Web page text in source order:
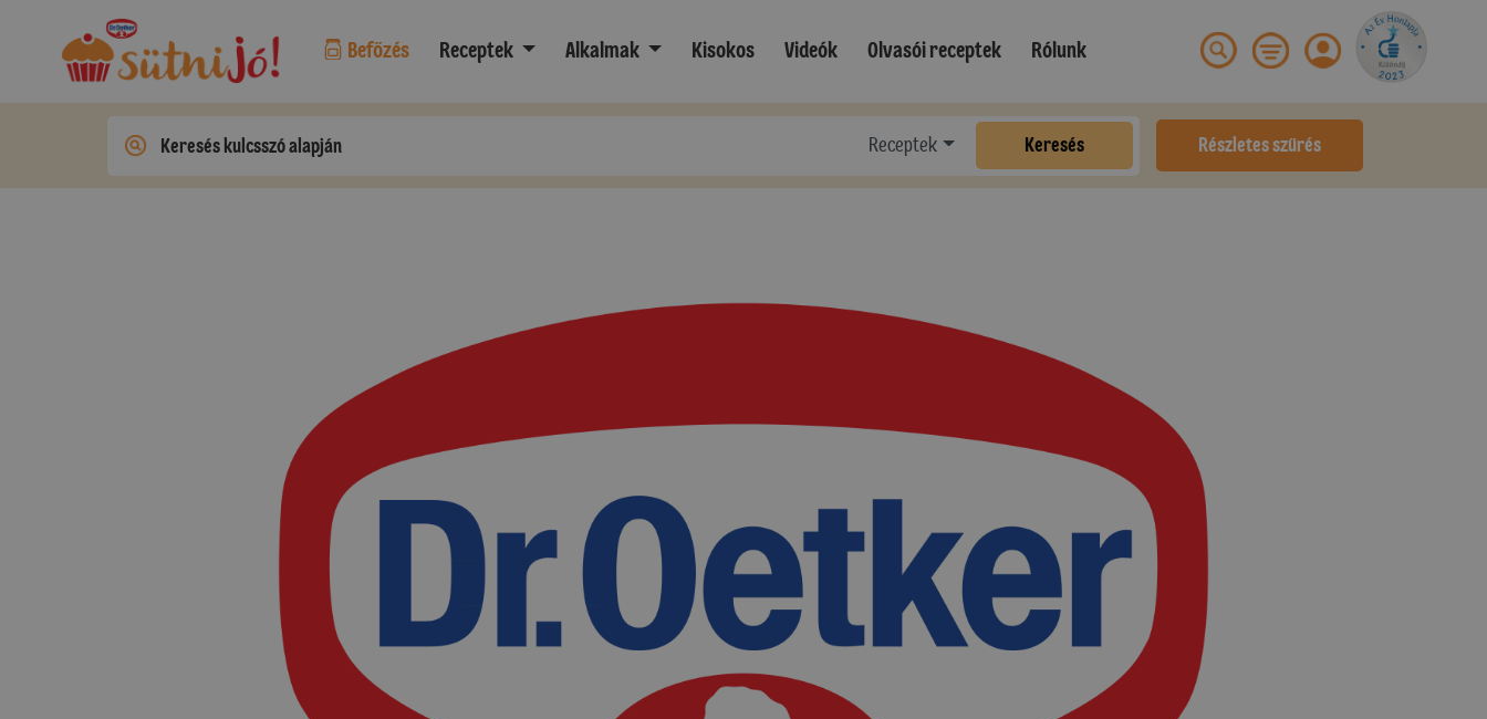
Befőzés Receptek Alkalmak Kisokos Videók Olvasói receptek Rólunk
Receptek Keresés Részletes szűrés